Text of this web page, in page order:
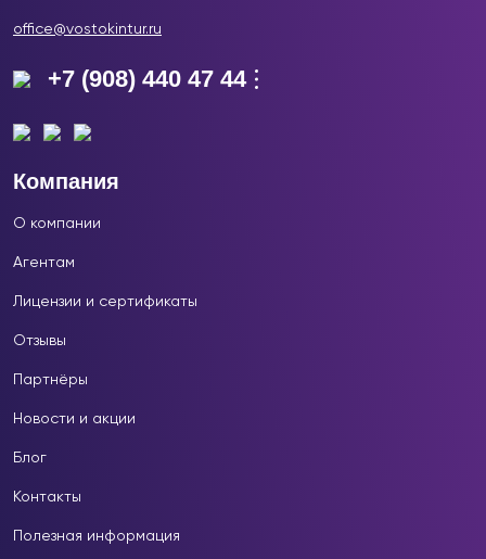
Компания
О компании
Агентам
Лицензии и сертификаты
Отзывы
Партнёры
Новости и акции
Блог
Контакты
Полезная информация
office@vostokintur.ru
+7 (908) 440 47 44